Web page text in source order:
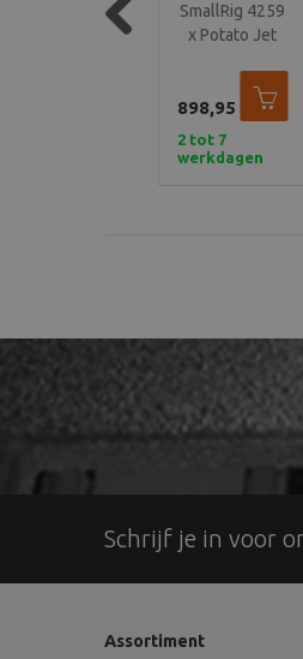
SmallRig 5305
SmallRig 4259
x Potato Jet
Hydraulic
Carbon Fiber
Tripod Kit
898,95
2 tot 7
werkdagen
Schrijf je in voor
Assortiment